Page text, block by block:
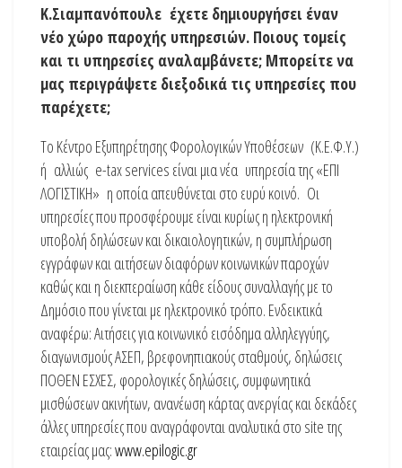
Κ.Σιαμπανόπουλε έχετε δημιουργήσει έναν
νέο χώρο παροχής υπηρεσιών. Ποιους τομείς
και τι υπηρεσίες αναλαμβάνετε; Μπορείτε να
μας περιγράψετε διεξοδικά τις υπηρεσίες που
παρέχετε;
Το Κέντρο Εξυπηρέτησης Φορολογικών Υποθέσεων (Κ.Ε.Φ.Υ.)
ή αλλιώς e-tax services είναι μια νέα υπηρεσία της «ΕΠΙ
ΛΟΓΙΣΤΙΚΗ» η οποία απευθύνεται στο ευρύ κοινό. Οι
υπηρεσίες που προσφέρουμε είναι κυρίως η ηλεκτρονική
υποβολή δηλώσεων και δικαιολογητικών, η συμπλήρωση
εγγράφων και αιτήσεων διαφόρων κοινωνικών παροχών
καθώς και η διεκπεραίωση κάθε είδους συναλλαγής με το
Δημόσιο που γίνεται με ηλεκτρονικό τρόπο. Ενδεικτικά
αναφέρω: Αιτήσεις για κοινωνικό εισόδημα αλληλεγγύης,
διαγωνισμούς ΑΣΕΠ, βρεφονηπιακούς σταθμούς, δηλώσεις
ΠΟΘΕΝ ΕΣΧΕΣ, φορολογικές δηλώσεις, συμφωνητικά
μισθώσεων ακινήτων, ανανέωση κάρτας ανεργίας και δεκάδες
άλλες υπηρεσίες που αναγράφονται αναλυτικά στο site της
εταιρείας μας:www.epilogic.gr